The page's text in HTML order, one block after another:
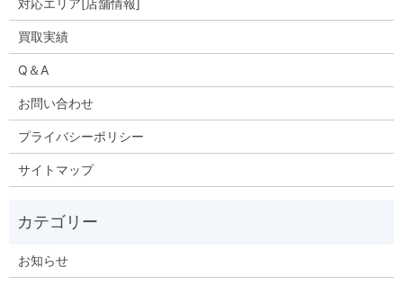
対応エリア[店舗情報]
買取実績
Q＆A
お問い合わせ
プライバシーポリシー
サイトマップ
お知らせ